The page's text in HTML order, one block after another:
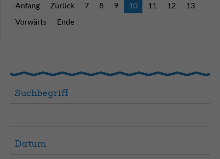
Anfang
Zurück 7 8 9 10 11 12
13
Vorwärts
Ende
Suchbegriff
Datum